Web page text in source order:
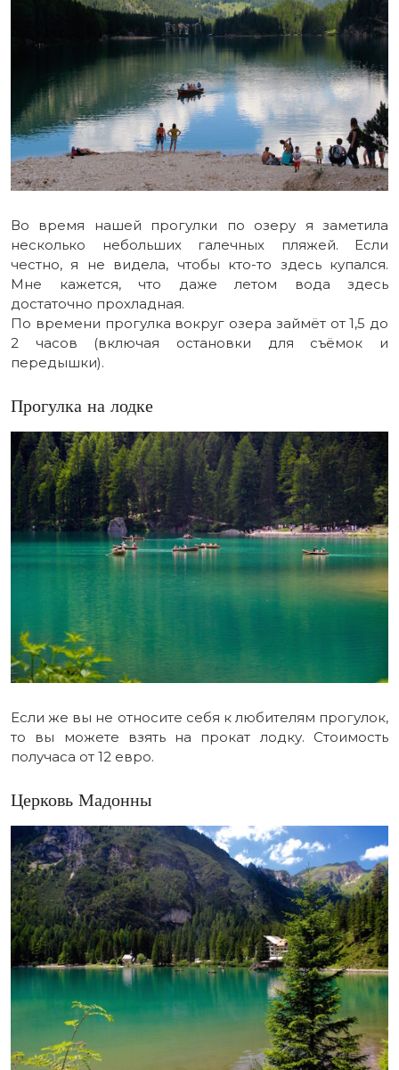
Во время нашей прогулки по озеру я заметила
несколько небольших галечных пляжей. Если
честно, я не видела, чтобы кто-то здесь купался.
Мне кажется, что даже летом вода здесь
достаточно прохладная.
По времени прогулка вокруг озера займёт от 1,5 до
2 часов (включая остановки для съёмок и
передышки).
Прогулка на лодке
Если же вы не относите себя к любителям прогулок,
то вы можете взять на прокат лодку. Стоимость
получаса от 12 евро.
Церковь Мадонны